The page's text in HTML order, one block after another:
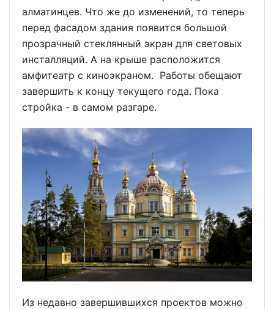
алматинцев. Что же до изменений, то теперь
перед фасадом здания появится большой
прозрачный стеклянный экран для световых
инсталляций. А на крыше расположится
амфитеатр с киноэкраном. Работы обещают
завершить к концу текущего года. Пока
стройка - в самом разгаре.
Из недавно завершившихся проектов можно